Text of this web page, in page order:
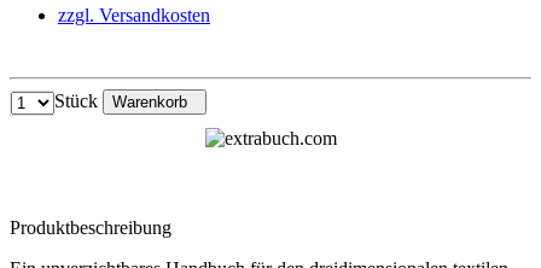
zzgl. Versandkosten
Stück Warenkorb
Produktbeschreibung